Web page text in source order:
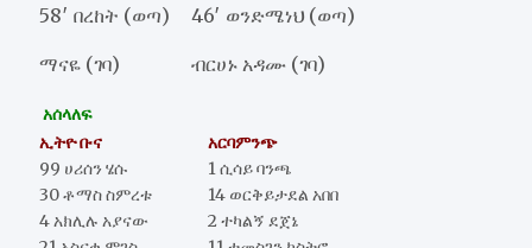
58′ በረከት (ወጣ)
ማናዬ (ገባ)
46′ ወንድሜነህ (ወጣ)
ብርሀኑ አዳሙ (ገባ)
አሰላለፍ
ኢትዮ ቡና
99 ሀሪሰን ሄሱ
30 ቶማስ ስምረቱ
4 አክሊሉ አያናው
አርባምንጭ
1 ሲሳይ ባንጫ
14 ወርቅይታደል አበበ
2 ተካልኝ ደጀኔ